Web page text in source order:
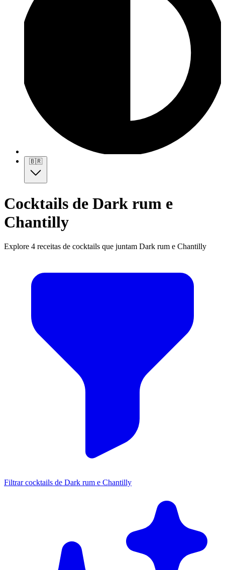
🇧🇷
Cocktails de Dark rum e
Chantilly
Explore 4 receitas de cocktails que juntam Dark rum e Chantilly
Filtrar cocktails de Dark rum e Chantilly